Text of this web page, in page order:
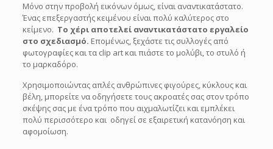
Μόνο στην προβολή εικόνων όμως, είναι αναντικατάστατο.
Ένας επεξεργαστής κειμένου είναι πολύ καλύτερος στο
κείμενο. Το χέρι αποτελεί αναντικατάστατο εργαλείο
στο σχεδιασμό. Επομένως, ξεχάστε τις συλλογές από
φωτογραφίες και τα clip art και πιάστε το μολύβι, το στυλό ή
το μαρκαδόρο.
Χρησιμοποιώντας απλές ανθρώπινες φιγούρες, κύκλους και
βέλη, μπορείτε να οδηγήσετε τους ακροατές σας στον τρόπο
σκέψης σας με ένα τρόπο που αιχμαλωτίζει και εμπλέκει
πολύ περισσότερο και οδηγεί σε εξαιρετική κατανόηση και
αφομοίωση.